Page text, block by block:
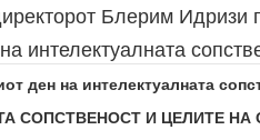
Блерим Идризи
интелектуалната
ден на интелектуалната
СОПСТВЕНОСТ И ЦЕЛИТЕ